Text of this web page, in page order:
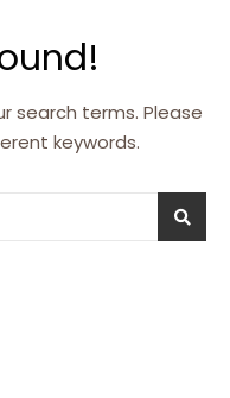
search terms. Please
keywords.